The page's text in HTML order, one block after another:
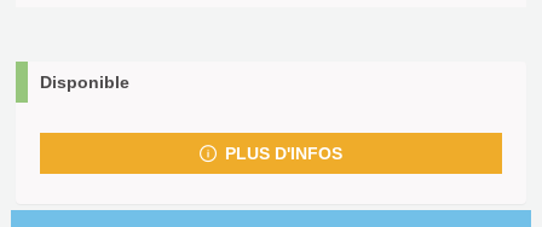
Disponible
PLUS D'INFOS